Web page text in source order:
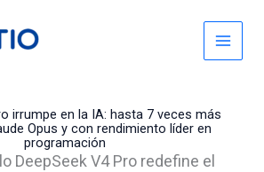
irrumpe en la IA: hasta 7 veces más
Opus y con rendimiento líder en
programación
DeepSeek V4 Pro redefine el